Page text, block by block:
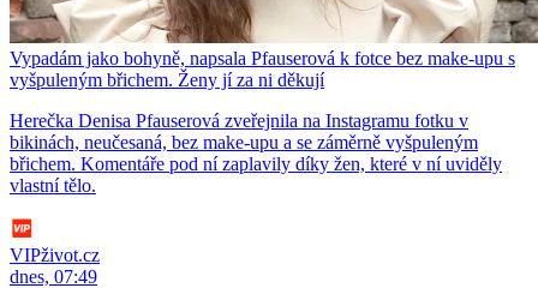
Vypadám jako bohyně, napsala Pfauserová k fotce bez make-upu s
vyšpuleným břichem. Ženy jí za ni děkují
Herečka Denisa Pfauserová zveřejnila na Instagramu fotku v
bikinách, neučesaná, bez make-upu a se záměrně vyšpuleným
břichem. Komentáře pod ní zaplavily díky žen, které v ní uviděly
vlastní tělo.
VIPživot.cz
dnes, 07:49